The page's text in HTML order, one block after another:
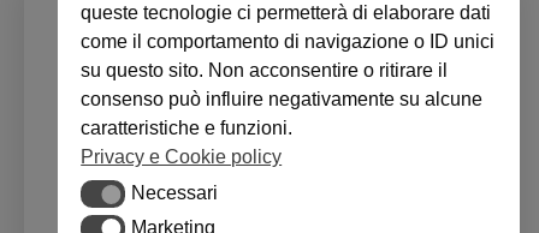
queste tecnologie ci permetterà di elaborare dati
come il comportamento di navigazione o ID unici
su questo sito. Non acconsentire o ritirare il
consenso può influire negativamente su alcune
caratteristiche e funzioni.
Privacy e Cookie policy
NecessariNecessari
MarketingMarketing
Analisi baropodometriche
funzionali
Completiamo dunque la nostra visita
con le analisi baropodometriche
funzionali, secondo il nostro
protocollo, sia del modo di stare in